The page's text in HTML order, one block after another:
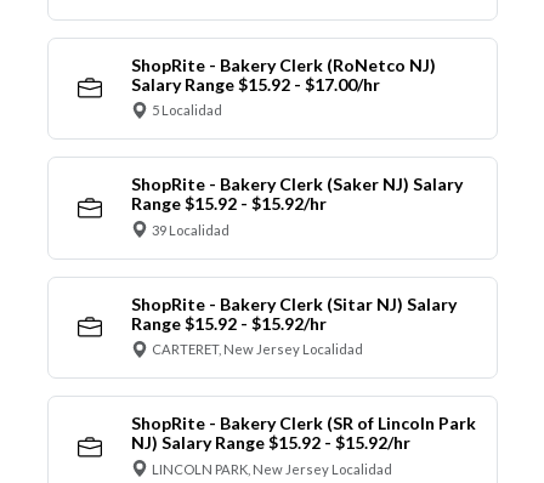
ShopRite - Bakery Clerk (RoNetco NJ)
Salary Range $15.92 - $17.00/hr
5 Localidad
ShopRite - Bakery Clerk (Saker NJ) Salary
Range $15.92 - $15.92/hr
39 Localidad
ShopRite - Bakery Clerk (Sitar NJ) Salary
Range $15.92 - $15.92/hr
CARTERET, New Jersey Localidad
ShopRite - Bakery Clerk (SR of Lincoln Park
NJ) Salary Range $15.92 - $15.92/hr
LINCOLN PARK, New Jersey Localidad